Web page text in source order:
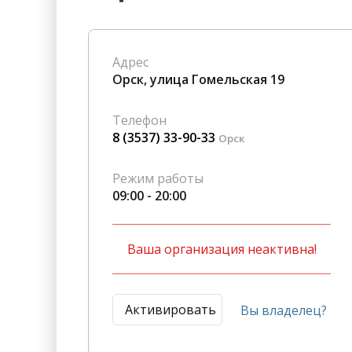
Бытовые услуги Курьерская служба,
Адрес
Орск, улица Гомельская 19
Телефон
8 (3537) 33-90-33 Орск
Режим работы
09:00 - 20:00
Ваша организация неактивна!
Активировать Вы владелец?